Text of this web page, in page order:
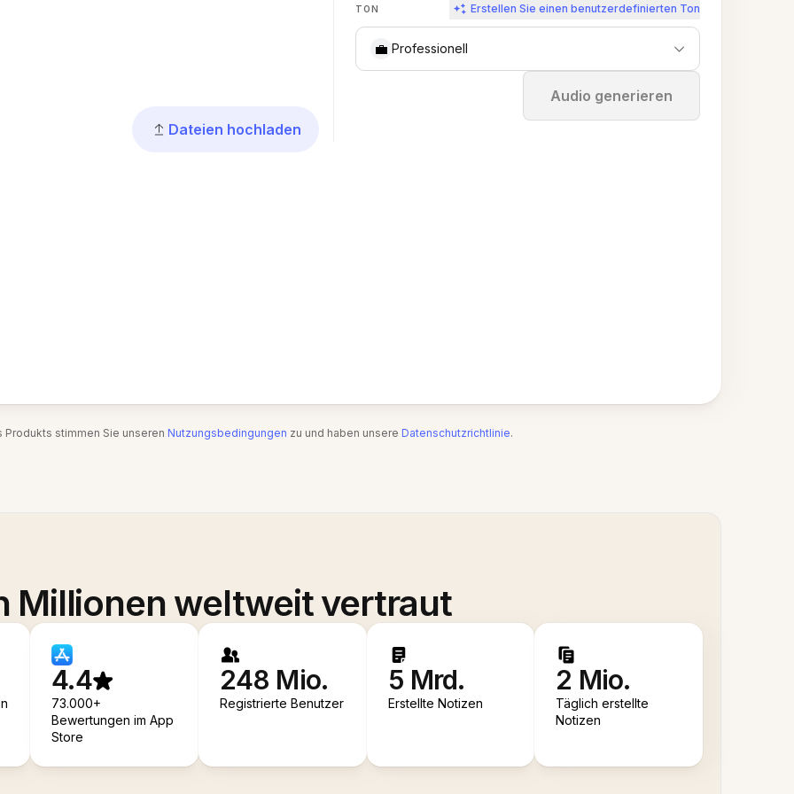
Dateien hochladen
TON Erstellen Sie einen benutzerdefinierten Ton
💼 Professionell
Audio generieren
Stoppen
Produkts stimmen Sie unseren Nutzungsbedingungen zu und haben unsere Datenschutzrichtlinie.
Millionen weltweit vertraut
4.4
73.000+
Bewertungen im App
Store
248 Mio.
Registrierte Benutzer
5 Mrd.
Erstellte Notizen
2 Mio.
Täglich erstellte
Notizen